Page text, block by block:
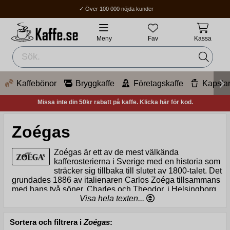
✓ Över 100 000 nöjda kunder
✓ Fri frakt över 400Kr
✓ Hemleverans / Ombud: 1-3 vardagar.
Meny Fav Kassa
Kaffebönor Bryggkaffe Företagskaffe Kapslar
Missa inte din 50kr rabatt på kaffe. Klicka här för kod.
Zoégas
Zoégas är ett av de mest välkända
kafferosterierna i Sverige med en historia som
sträcker sig tillbaka till slutet av 1800-talet. Det
grundades 1886 av italienaren Carlos Zoéga tillsammans
med hans två söner, Charles och Theodor, i Helsingborg.
Zoégas började som ett litet familjeföretag men har växt
Visa hela texten...
Sortera och filtrera i Zoégas: